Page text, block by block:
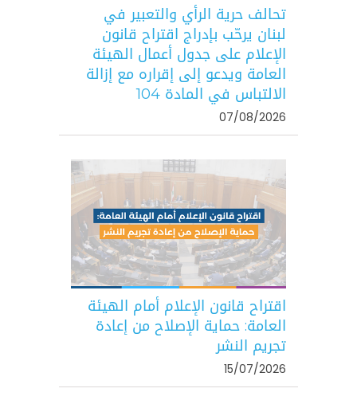
تحالف حرية الرأي والتعبير في
لبنان يرحّب بإدراج اقتراح قانون
الإعلام على جدول أعمال الهيئة
العامة ويدعو إلى إقراره مع إزالة
الالتباس في المادة 104
07/08/2026
اقتراح قانون الإعلام أمام الهيئة
العامة: حماية الإصلاح من إعادة
تجريم النشر
15/07/2026